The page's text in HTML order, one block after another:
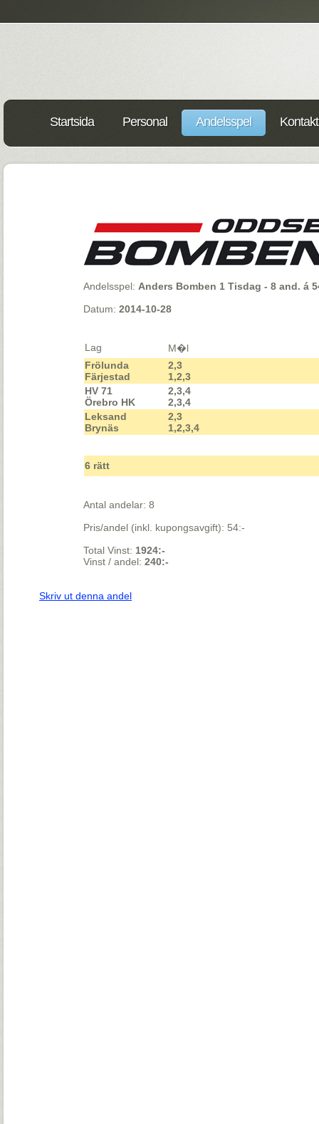
Startsida Personal Andelsspel
Andelsspel: Anders Bomben 1 Tisdag - 8 and. á
Datum:2014-10-28
Lag
M�l
Frölunda
Färjestad
2,3
1,2,3
HV 71
Örebro HK
2,3,4
2,3,4
Leksand
Brynäs
2,3
1,2,3,4
6 rätt
Antal andelar: 8
Pris/andel (inkl. kupongsavgift): 54:-
Total Vinst: 1924:-
Vinst / andel:240:-
Skriv ut denna andel